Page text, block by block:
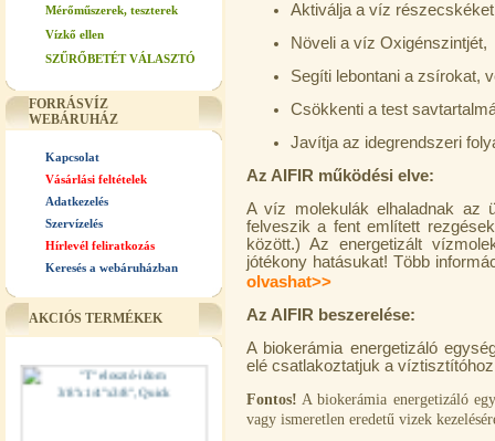
Mérőműszerek, teszterek
Vízkő ellen
SZŰRŐBETÉT VÁLASZTÓ
FORRÁSVÍZ
WEBÁRUHÁZ
Kapcsolat
Vásárlási feltételek
Adatkezelés
Szervízelés
Hírlevél feliratkozás
Keresés a webáruházban
AKCIÓS TERMÉKEK
Aktiválja a víz
Növeli a víz Oxigénszintjét,
Segíti lebontani a zsírokat,
Csökkenti a test
Javítja az idegrendszeri
Az AIFIR működési elve:
A víz molekulák elhaladnak az
felveszik a fent említett
között.) Az energetizált
jótékony hatásukat! Több
olvashat>>
Az AIFIR beszerelése:
A biokerámia energetizáló
elé csatlakoztatjuk a
Fontos! A biokerámia energetizáló
vagy ismeretlen eredetű vizek